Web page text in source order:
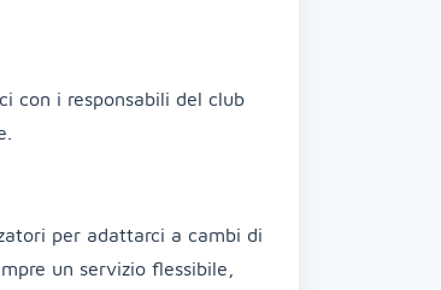
con i responsabili del club
per adattarci a cambi di
un servizio flessibile,